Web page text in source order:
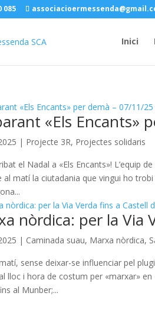
085
Inici
«Els Encants»
| Projecte 3R, Projectes solidaris
el Nadal a «Els Encants»! L’equip
al matí la ciutadania que vingui ho
nòrdica: per la Via
| Caminada suau, Marxa nòrdica,
sense deixar-se influenciar pel
lloc i hora de costum per «marxar» en
al Munber;...